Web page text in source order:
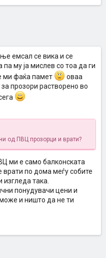
емсал се вика и се
му ја мислев со тоа да ги
ми фаќа памет
оваа
прозори растворено во
од ПВЦ прозорци и врати?
ми е само балконската
врати по дома меѓу собите
така.
понудувачи цени и
и ништо да не ти